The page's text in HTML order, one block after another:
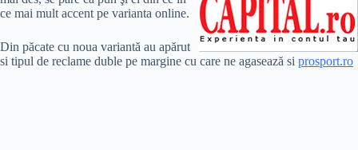
ce mai mult accent pe varianta online.
Din păcate cu noua variantă au apărut
si tipul de reclame duble pe margine cu care ne agasează si prosport.ro